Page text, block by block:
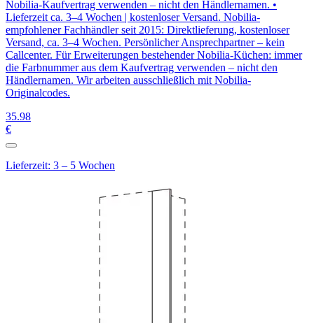
Nobilia-Kaufvertrag verwenden – nicht den Händlernamen. •
Lieferzeit ca. 3–4 Wochen | kostenloser Versand. Nobilia-
empfohlener Fachhändler seit 2015: Direktlieferung, kostenloser
Versand, ca. 3–4 Wochen. Persönlicher Ansprechpartner – kein
Callcenter. Für Erweiterungen bestehender Nobilia-Küchen: immer
die Farbnummer aus dem Kaufvertrag verwenden – nicht den
Händlernamen. Wir arbeiten ausschließlich mit Nobilia-
Originalcodes.
35.98
€
Lieferzeit: 3 – 5 Wochen